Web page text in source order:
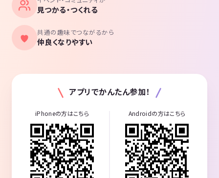
見つかる・つくれる
共通の趣味でつながるから
仲良くなりやすい
アプリでかんたん参加！
iPhoneの方はこちら Androidの方はこちら